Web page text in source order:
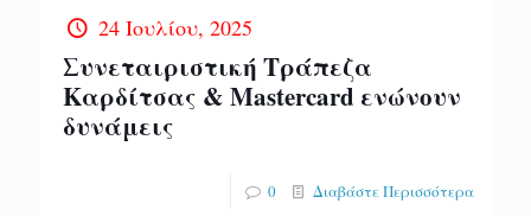
24 Ιουλίου, 2025
Συνεταιριστική Τράπεζα
Καρδίτσας & Mastercard ενώνουν
δυνάμεις
0 Διαβάστε Περισσότερα